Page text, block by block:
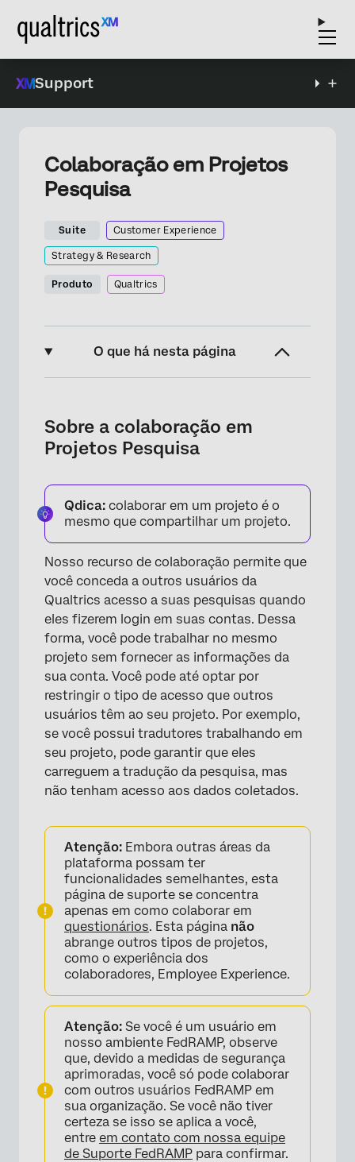
Support
Colaboração em Projetos
Pesquisa
Suite Customer Experience
Strategy & Research
Produto Qualtrics
O que há nesta página
Colaboração dentro da organização
Como colaborar fora da sua organização e
marcas
Colaboração entre usuários com SSO
Acesso de pesquisas compartilhadas
Permissões de colaboração
Solução de problemas
Perguntas frequentes
Sobre a colaboração em
Projetos Pesquisa
Qdica: colaborar em um projeto é o
mesmo que compartilhar um projeto.
Nosso recurso de colaboração permite que
você conceda a outros usuários da
Qualtrics acesso a suas pesquisas quando
eles fizerem login em suas contas. Dessa
forma, você pode trabalhar no mesmo
projeto sem fornecer as informações da
sua conta. Você pode até optar por
restringir o tipo de acesso que outros
usuários têm ao seu projeto. Por exemplo,
se você possui tradutores trabalhando em
seu projeto, pode garantir que eles
carreguem a tradução da pesquisa, mas
não tenham acesso aos dados coletados.
Atenção: Embora outras áreas da
plataforma possam ter
funcionalidades semelhantes, esta
página de suporte se concentra
apenas em como colaborar em
questionários. Esta página não
abrange outros tipos de projetos,
como o experiência dos
colaboradores, Employee Experience.
Atenção: Se você é um usuário em
nosso ambiente FedRAMP, observe
que, devido a medidas de segurança
aprimoradas, você só pode colaborar
com outros usuários FedRAMP em
sua organização. Se você não tiver
certeza se isso se aplica a você,
entre em contato com nossa equipe
de Suporte FedRAMP para confirmar.